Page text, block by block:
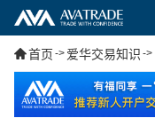
首页 -> 爱华交易知识 ->